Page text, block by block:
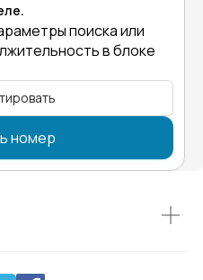
поиска или
в блоке
номер